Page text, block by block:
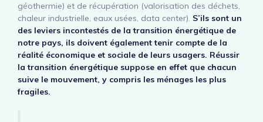
géothermie) et de récupération (valorisation des déchets,
chaleur industrielle, eaux usées, data center). S’ils sont un
des leviers incontestés de la transition énergétique de
notre pays, ils doivent également tenir compte de la
réalité économique et sociale de leurs usagers. Réussir
la transition énergétique suppose en effet que chacun
suive le mouvement, y compris les ménages les plus
fragiles.